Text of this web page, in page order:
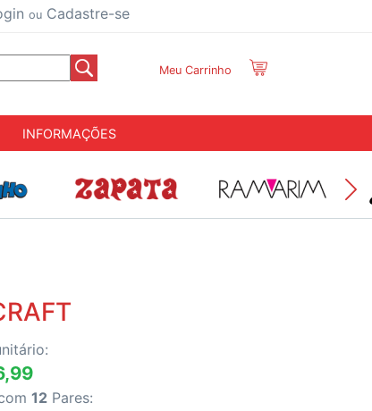
ou Cadastre-se
Meu Carrinho
INFORMAÇÕES
12 Pares: